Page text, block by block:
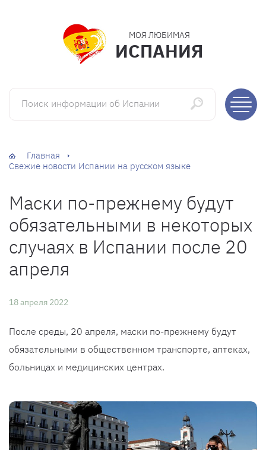
МОЯ ЛЮБИМАЯ
ИСПАНИЯ
Поиск информации об Испании
Главная
Свежие новости Испании на русском языке
Маски по-прежнему будут
обязательными в некоторых
случаях в Испании после 20
апреля
18 апреля 2022
После среды, 20 апреля, маски по-прежнему будут
обязательными в общественном транспорте, аптеках,
больницах и медицинских центрах.